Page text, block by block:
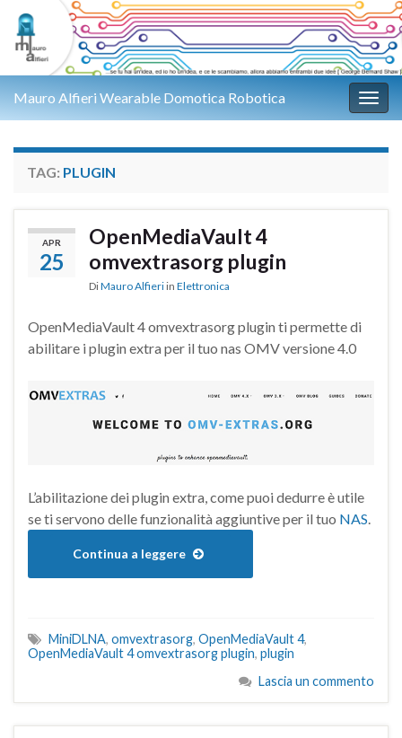
Mauro Alfieri Wearable Domotica Robotica
TAG: PLUGIN
APR
25
OpenMediaVault 4
omvextrasorg plugin
DiMauro Alfieri in Elettronica
OpenMediaVault 4 omvextrasorg plugin ti permette di
abilitare i plugin extra per il tuo nas OMV versione 4.0
L’abilitazione dei plugin extra, come puoi dedurre è utile
se ti servono delle funzionalità aggiuntive per il tuo NAS.
Continua a leggere
MiniDLNA, omvextrasorg, OpenMediaVault 4,
OpenMediaVault 4 omvextrasorg plugin, plugin
Lascia un commento